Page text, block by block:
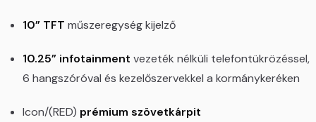
10” TFT műszeregység kijelző
10.25” infotainment vezeték nélküli telefontükrözéssel,
6 hangszóróval és kezelőszervekkel a kormánykeréken
Icon/(RED) prémium szövetkárpit